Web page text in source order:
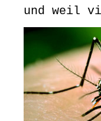
und weil